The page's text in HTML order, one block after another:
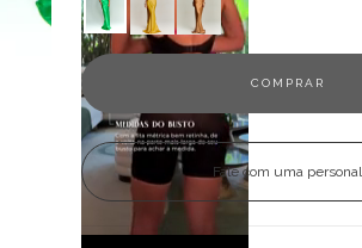
Fale com uma personal